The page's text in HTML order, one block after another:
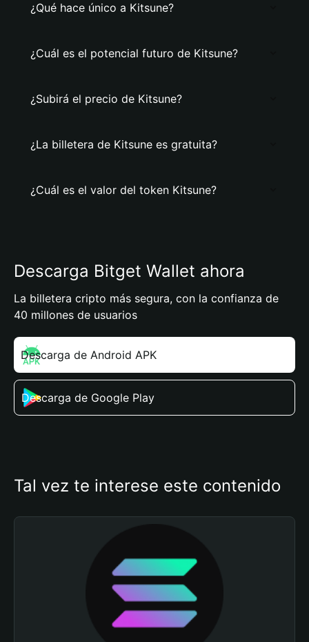
¿Qué hace único a Kitsune?
¿Cuál es el potencial futuro de Kitsune?
¿Subirá el precio de Kitsune?
¿La billetera de Kitsune es gratuita?
¿Cuál es el valor del token Kitsune?
Descarga Bitget Wallet ahora
La billetera cripto más segura, con la confianza de
40 millones de usuarios
Descarga de Android APK
Descarga de Google Play
Tal vez te interese este contenido